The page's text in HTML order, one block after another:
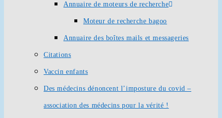
Annuaire de moteurs de recherche
Moteur de recherche bagoo
Annuaire des boîtes mails et messageries
Citations
Vaccin enfants
Des médecins dénoncent l’imposture du covid –
association des médecins pour la vérité !